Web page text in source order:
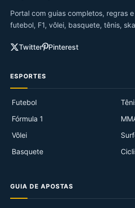
Portal com guias completos, regras
futebol, F1, vôlei, basquete, tênis,
Twitter Pinterest
ESPORTES
Futebol
Fórmula 1
Vôlei
Basquete
GUIA DE APOSTAS